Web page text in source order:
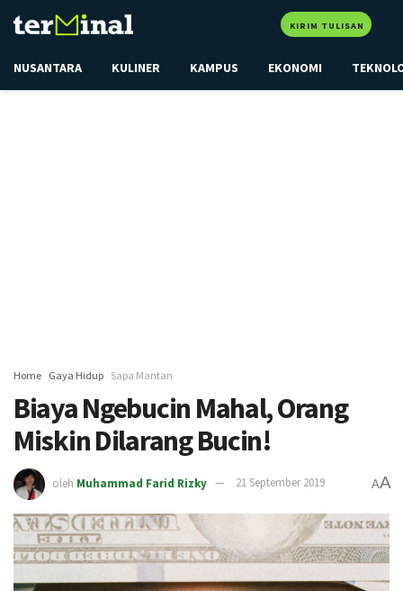
KIRIM TULISAN
NUSANTARA KULINER KAMPUS EKONOMI
Home Gaya Hidup Sapa Mantan
Biaya Ngebucin Mahal, Orang
Miskin Dilarang Bucin!
oleh Muhammad Farid Rizky 21 September 2019 AA